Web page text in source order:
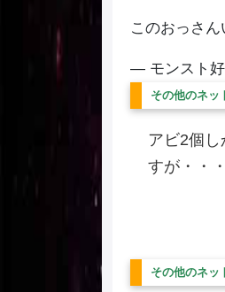
このおっさ
— モンスト好
その他のネッ
アビ2個
すが・・
その他のネッ